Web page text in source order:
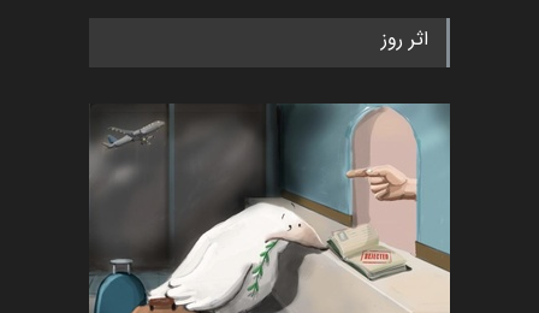
به یاد اردوغان باشول (۱۹۳۶–
اخبار 2 ماه قبل
رویداد کارگاهی کارتون و پوستر
«ایران سربلند» به ا…
اخبار 6 ماه قبل
اثر روز